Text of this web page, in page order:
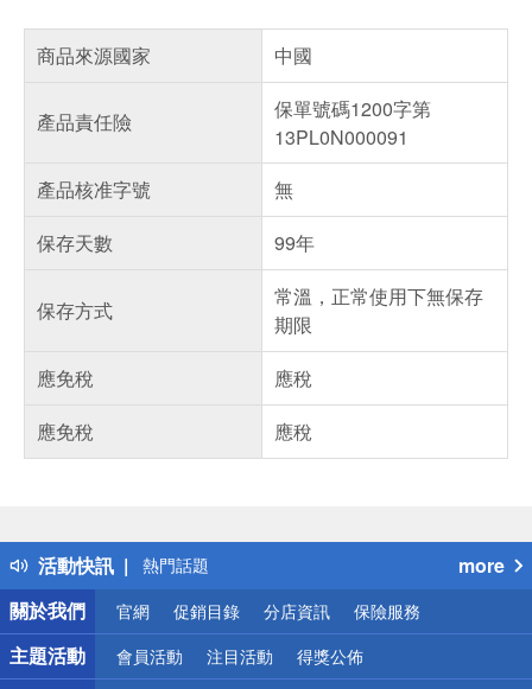
商品來源國家 中國
產品責任險
保單號碼1200字第
13PL0N000091
產品核准字號
無
保存天數
99年
保存方式
常溫，正常使用下無保存
期限
應免稅
應稅
應免稅
應稅
活動快訊
得獎公告
熱門話題
銀行優惠
偏遠地區配送
詐騙網頁！請小心！
more
關於我們
官網 促銷目錄 分店資訊 保險服務
主題活動 會員活動 注目活動 得獎公佈